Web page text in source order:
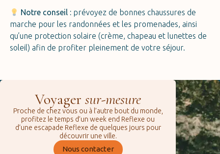
Notre conseil : prévoyez de bonnes chaussures de
marche pour les randonnées et les promenades, ainsi
qu’une protection solaire (crème, chapeau et lunettes de
soleil) afin de profiter pleinement de votre séjour.
Voyagersur-mesure
Proche de chez vous ou à l’autre bout du monde,
profitez le temps d’un week end Reflexe ou
d’une escapade Reflexe de quelques jours pour
découvrir une ville.
Nous contacter